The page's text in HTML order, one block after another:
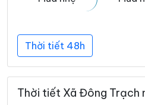
Thời tiết 48h
Thời tiết Xã Đông Trạch